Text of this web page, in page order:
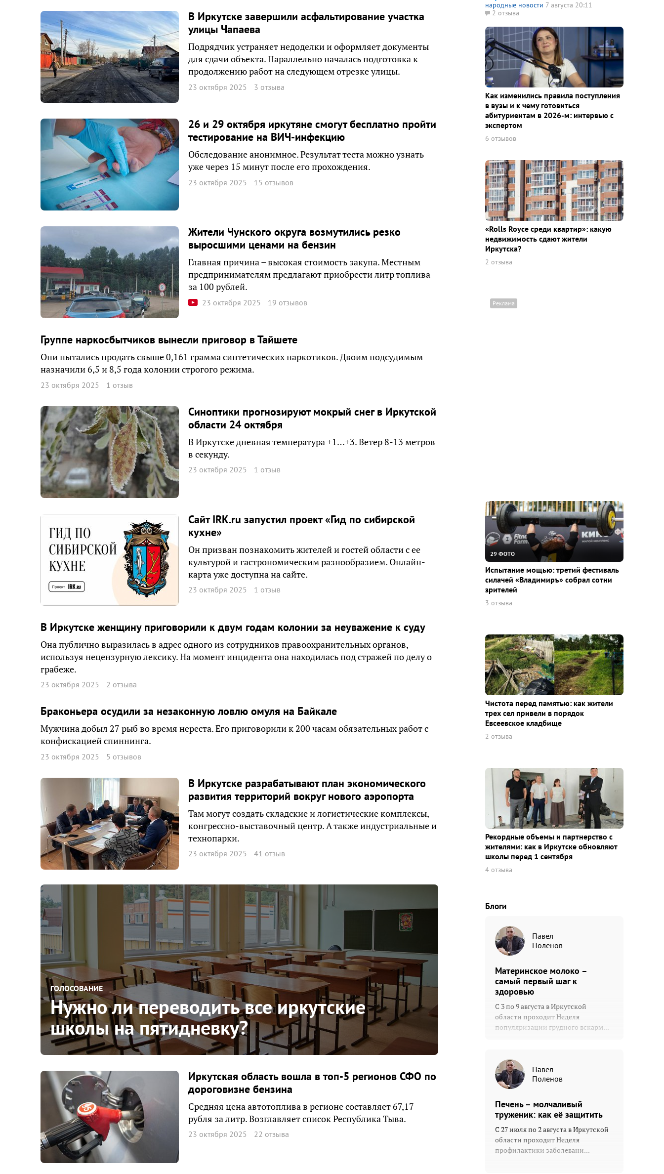
В Иркутске завершили асфальтирование участка
улицы Чапаева
Подрядчик устраняет недоделки и оформляет документы
для сдачи объекта. Параллельно началась подготовка к
продолжению работ на следующем отрезке улицы.
23 октября 2025 3 отзыва
26 и 29 октября иркутяне смогут бесплатно пройти
тестирование на ВИЧ-инфекцию
Обследование анонимное. Результат теста можно узнать
уже через 15 минут после его прохождения.
23 октября 2025 15 отзывов
Жители Чунского округа возмутились резко
выросшими ценами на бензин
Главная причина – высокая стоимость закупа. Местным
предпринимателям предлагают приобрести литр топлива
за 100 рублей.
23 октября 2025 19 отзывов
Группе наркосбытчиков вынесли приговор в Тайшете
Они пытались продать свыше 0,161 грамма синтетических наркотиков. Двоим подсудимым
назначили 6,5 и 8,5 года колонии строгого режима.
23 октября 2025 1 отзыв
Синоптики прогнозируют мокрый снег в Иркутской
области 24 октября
В Иркутске дневная температура +1…+3. Ветер 8-13 метров
в секунду.
23 октября 2025 1 отзыв
Сайт IRK.ru запустил проект «Гид по сибирской
кухне»
Он призван познакомить жителей и гостей области с ее
культурой и гастрономическим разнообразием. Онлайн-
карта уже доступна на сайте.
23 октября 2025 1 отзыв
В Иркутске женщину приговорили к двум годам колонии за неуважение к суду
Она публично выразилась в адрес одного из сотрудников правоохранительных органов,
используя нецензурную лексику. На момент инцидента она находилась под стражей по делу о
грабеже.
23 октября 2025 2 отзыва
Браконьера осудили за незаконную ловлю омуля на Байкале
Мужчина добыл 27 рыб во время нереста. Его приговорили к 200 часам обязательных работ с
конфискацией спиннинга.
23 октября 2025 5 отзывов
В Иркутске разрабатывают план экономического
развития территорий вокруг нового аэропорта
Там могут создать складские и логистические комплексы,
конгрессно-выставочный центр. А также индустриальные и
технопарки.
23 октября 2025 41 отзыв
ГОЛОСОВАНИЕ
Нужно ли переводить все иркутские
школы на пятидневку?
Иркутская область вошла в топ-5 регионов СФО по
дороговизне бензина
Средняя цена автотоплива в регионе составляет 67,17
рубля за литр. Возглавляет список Республика Тыва.
23 октября 2025 22 отзыва
народные новости 7 августа 20:11
2 отзыва
Как изменились правила поступления
в вузы и к чему готовиться
абитуриентам в 2026-м: интервью с
экспертом
6 отзывов
«Rolls Royce среди квaртир»: какую
недвижимость сдают жители
Иркутска?
2 отзыва
29 ФОТО
Испытание мощью: третий фестиваль
силачей «Владимиръ» собрал сотни
зрителей
3 отзыва
Чистота перед памятью: как жители
трех сел привели в порядок
Евсеевское кладбище
2 отзыва
Рекордные объемы и партнерство с
жителями: как в Иркутске обновляют
школы перед 1 сентября
4 отзыва
Блоги
Павел
Поленов
Материнское молоко –
самый первый шаг к
здоровью
С 3 по 9 августа в Иркутской
области проходит Неделя
популяризации грудного вскарм...
Павел
Поленов
Печень – молчаливый
труженик: как её защитить
С 27 июля по 2 августа в Иркутской
области проходит Неделя
профилактики заболевани...